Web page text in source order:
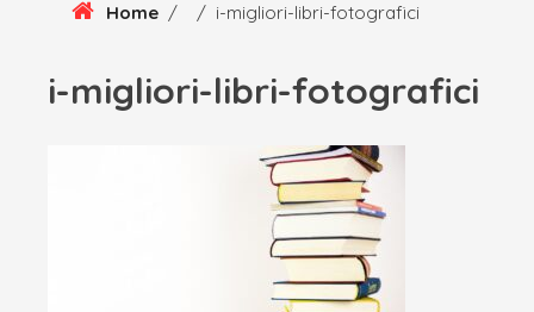
Home / / i-migliori-libri-fotografici
i-migliori-libri-fotografici